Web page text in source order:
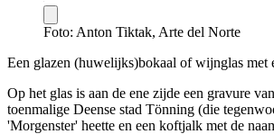
Foto: Anton Tiktak, Arte del Norte
Een glazen (huwelijks)bokaal of wijnglas met
Op het glas is aan de ene zijde een gravure
toenmalige Deense stad Tönning (die
'Morgenster' heette en een koftjalk met de